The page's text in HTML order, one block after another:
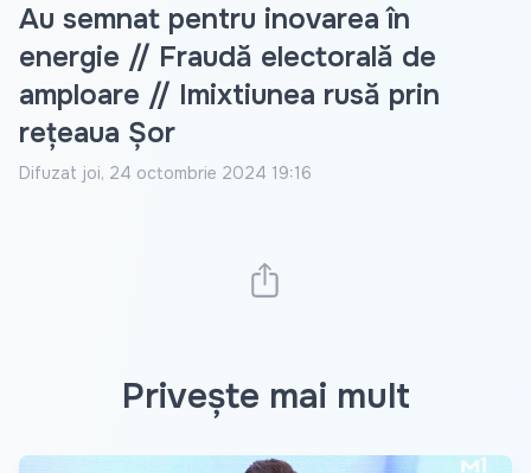
Au semnat pentru inovarea în
energie // Fraudă electorală de
amploare // Imixtiunea rusă prin
rețeaua Șor
Difuzat joi, 24 octombrie 2024 19:16
Privește mai mult